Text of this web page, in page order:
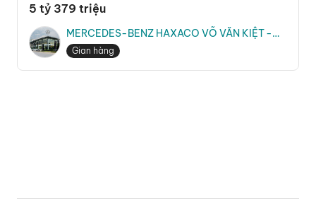
5 tỷ 379 triệu
MERCEDES-BENZ HAXACO VÕ VĂN KIỆT -
Ms. Hằng
Gian hàng